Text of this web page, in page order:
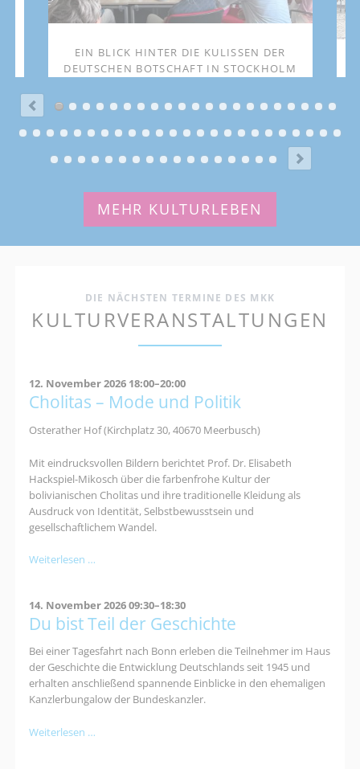
MEHR KULTURLEBEN
DIE NÄCHSTEN TERMINE DES MKK
KULTURVERANSTALTUNGEN
12. November 2026 18:00–20:00
Cholitas – Mode und Politik
Osterather Hof (Kirchplatz 30, 40670 Meerbusch)
Mit eindrucksvollen Bildern berichtet Prof. Dr. Elisabeth
Hackspiel-Mikosch über die farbenfrohe Kultur der
bolivianischen Cholitas und ihre traditionelle Kleidung als
Ausdruck von Identität, Selbstbewusstsein und
gesellschaftlichem Wandel.
Weiterlesen …Cholitas
und
Politik
14. November 2026 09:30–18:30
Du bist Teil der Geschichte
Bei einer Tagesfahrt nach Bonn erleben die Teilnehmer im Haus
der Geschichte die Entwicklung Deutschlands seit 1945 und
erhalten anschließend spannende Einblicke in den ehemaligen
Kanzlerbungalow der Bundeskanzler.
Weiterlesen …Du